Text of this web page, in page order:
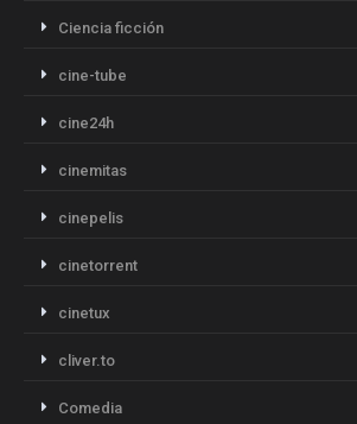
Ciencia ficción
cine-tube
cine24h
cinemitas
cinepelis
cinetorrent
cinetux
cliver.to
Comedia